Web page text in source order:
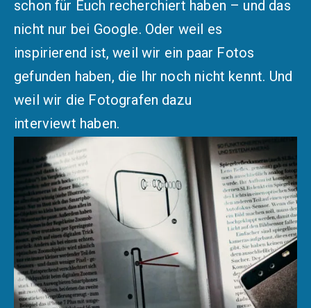
schon für Euch recherchiert haben – und das
nicht nur bei Google. Oder weil es
inspirierend ist, weil wir ein paar Fotos
gefunden haben, die Ihr noch nicht kennt. Und
weil wir die Fotografen dazu
interviewt haben.